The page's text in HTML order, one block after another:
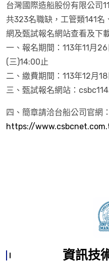
台灣國際造船股份有限公司
共323名職缺，工管類141
網及甄試報名網站查看及下
一、報名期間：113年11月
(三)14:00止
二、繳費期間：113年12月
三、甄試報名網站：
四、簡章請洽台船公司官網：
https://
資訊技